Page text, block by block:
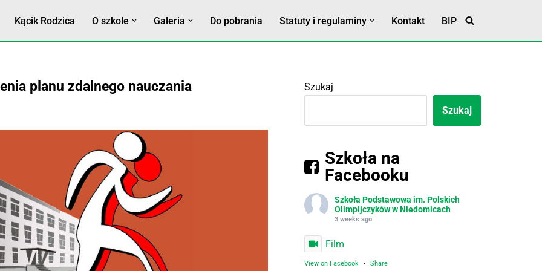
Kącik Rodzica O szkole Galeria Do pobrania Statuty i regulaminy
Klauzula RODO
Kontakt BIP
planu zdalnego nauczania Szukaj
Szukaj
Szkoła na
Facebooku
Szkoła Podstawowa im. Polskich
Olimpijczyków w Niedomicach
3 weeks ago
Film
View on Facebook · Share